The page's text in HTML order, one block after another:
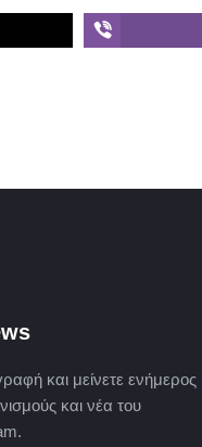
και μείνετε ενήμερος
και νέα του